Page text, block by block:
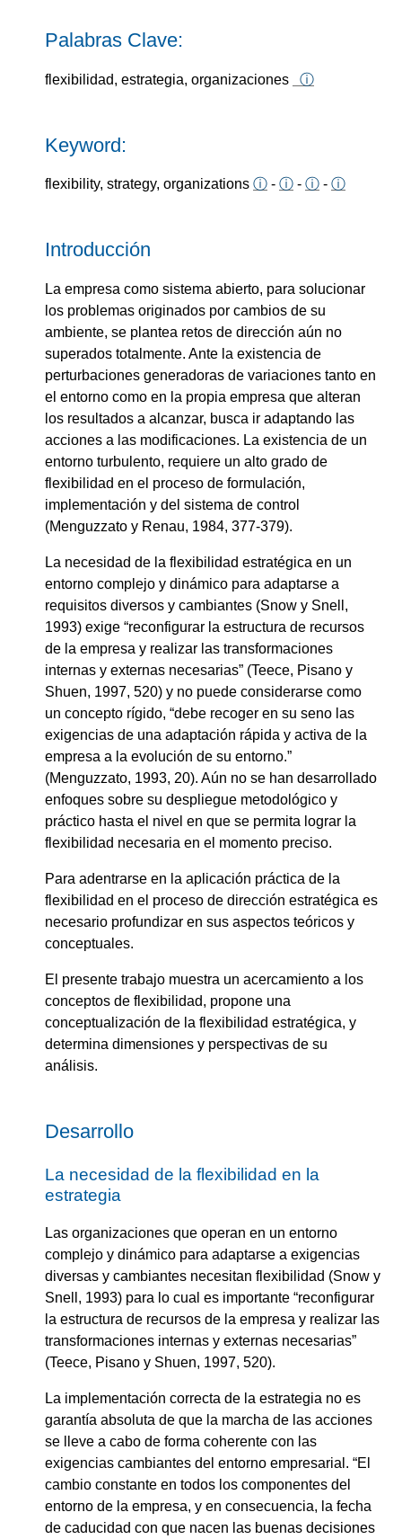
Palabras Clave:
flexibilidad, estrategia, organizaciones ⓘ
Keyword:
flexibility, strategy, organizations ⓘ - ⓘ - ⓘ - ⓘ
Introducción
La empresa como sistema abierto, para solucionar
los problemas originados por cambios de su
ambiente, se plantea retos de dirección aún no
superados totalmente. Ante la existencia de
perturbaciones generadoras de variaciones tanto en
el entorno como en la propia empresa que alteran
los resultados a alcanzar, busca ir adaptando las
acciones a las modifica­ciones. La existencia de un
entorno turbulento, requiere un alto grado de
flexibilidad en el proceso de formulación,
implementación y del sistema de control
(Menguzzato y Renau, 1984, 377-379).
La necesidad de la flexibilidad estratégica en un
entorno complejo y dinámico para adaptarse a
requisitos diversos y cambiantes (Snow y Snell,
1993) exige “reconfigurar la estructura de recursos
de la empresa y realizar las transformaciones
internas y externas necesarias” (Teece, Pisano y
Shuen, 1997, 520) y no puede considerarse como
un concepto rígido, “debe recoger en su seno las
exigencias de una adaptación rápida y activa de la
empresa a la evolución de su entorno.”
(Menguzzato, 1993, 20). Aún no se han desarrollado
enfoques sobre su despliegue metodológico y
práctico hasta el nivel en que se permita lograr la
flexibilidad necesaria en el momento preciso.
Para adentrarse en la aplicación práctica de la
flexibilidad en el proceso de dirección estratégica es
necesario profundizar en sus aspectos teóricos y
conceptuales.
El presente trabajo muestra un acercamiento a los
conceptos de flexibilidad, propone una
conceptualización de la flexibilidad estratégica, y
determina dimensiones y perspectivas de su
análisis.
Desarrollo
La necesidad de la flexibilidad en la
estrategia
Las organizaciones que operan en un entorno
complejo y dinámico para adaptarse a exigencias
diversas y cambiantes necesitan flexibilidad (Snow y
Snell, 1993) para lo cual es importante “reconfigurar
la estructura de recursos de la empresa y realizar las
transformaciones internas y externas necesarias”
(Teece, Pisano y Shuen, 1997, 520).
La implementación correcta de la estrategia no es
garantía absoluta de que la marcha de las acciones
se lleve a cabo de forma coherente con las
exigencias cambiantes del entorno empresarial. “El
cambio constante en todos los componentes del
entorno de la empresa, y en consecuencia, la fecha
de caducidad con que nacen las buenas decisiones